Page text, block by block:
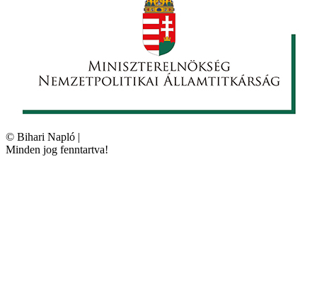
© Bihari Napló |
Minden jog fenntartva!